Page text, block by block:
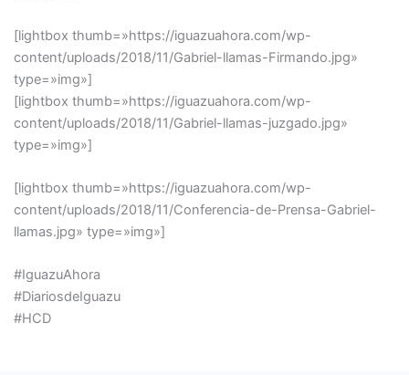
[lightbox thumb=»https://iguazuahora.com/wp-
content/uploads/2018/11/Gabriel-llamas-Firmando.jpg»
type=»img»]
[lightbox thumb=»https://iguazuahora.com/wp-
content/uploads/2018/11/Gabriel-llamas-juzgado.jpg»
type=»img»]
[lightbox thumb=»https://iguazuahora.com/wp-
content/uploads/2018/11/Conferencia-de-Prensa-Gabriel-
llamas.jpg» type=»img»]
#IguazuAhora
#DiariosdeIguazu
#HCD